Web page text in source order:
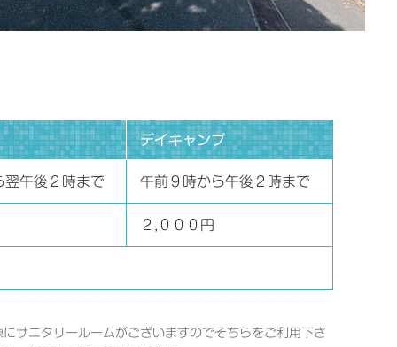
デイキャンプ
翌午後２時まで 午前９時から午後２時まで
２,０００円
サニタリールームがございますのでそちらをご利用下さ